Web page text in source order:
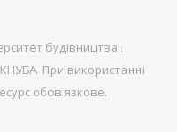
будівництва і
При використанні
обов'язкове.